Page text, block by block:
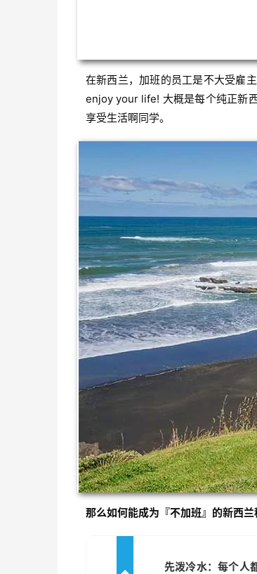
在新西兰，加班的员工是不大受雇
enjoy your life! 大概是每个纯正新
享受生活啊同学。
那么如何能成为『不加班』的新西兰
先泼冷水：每个人